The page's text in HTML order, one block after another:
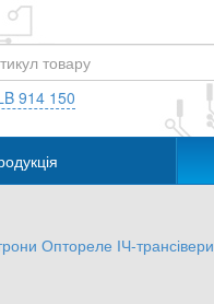
914 150
Оптореле ІЧ-трансівери